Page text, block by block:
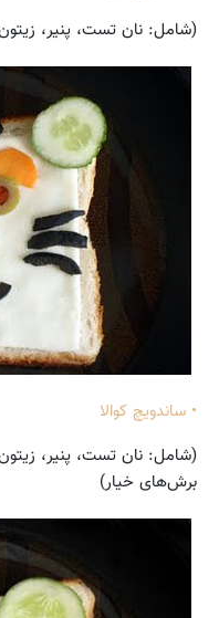
(شامل: نان تست، پنیر،
• ساندویچ کوالا
(شامل: نان تست،‌ پنیر،
برش‌های خیار)